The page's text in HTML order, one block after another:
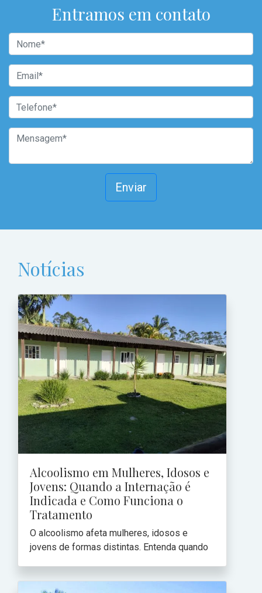
Entramos em contato
Enviar
Notícias
Alcoolismo em Mulheres, Idosos e
Jovens: Quando a Internação é
Indicada e Como Funciona o
Tratamento
O alcoolismo afeta mulheres, idosos e
jovens de formas distintas. Entenda quando